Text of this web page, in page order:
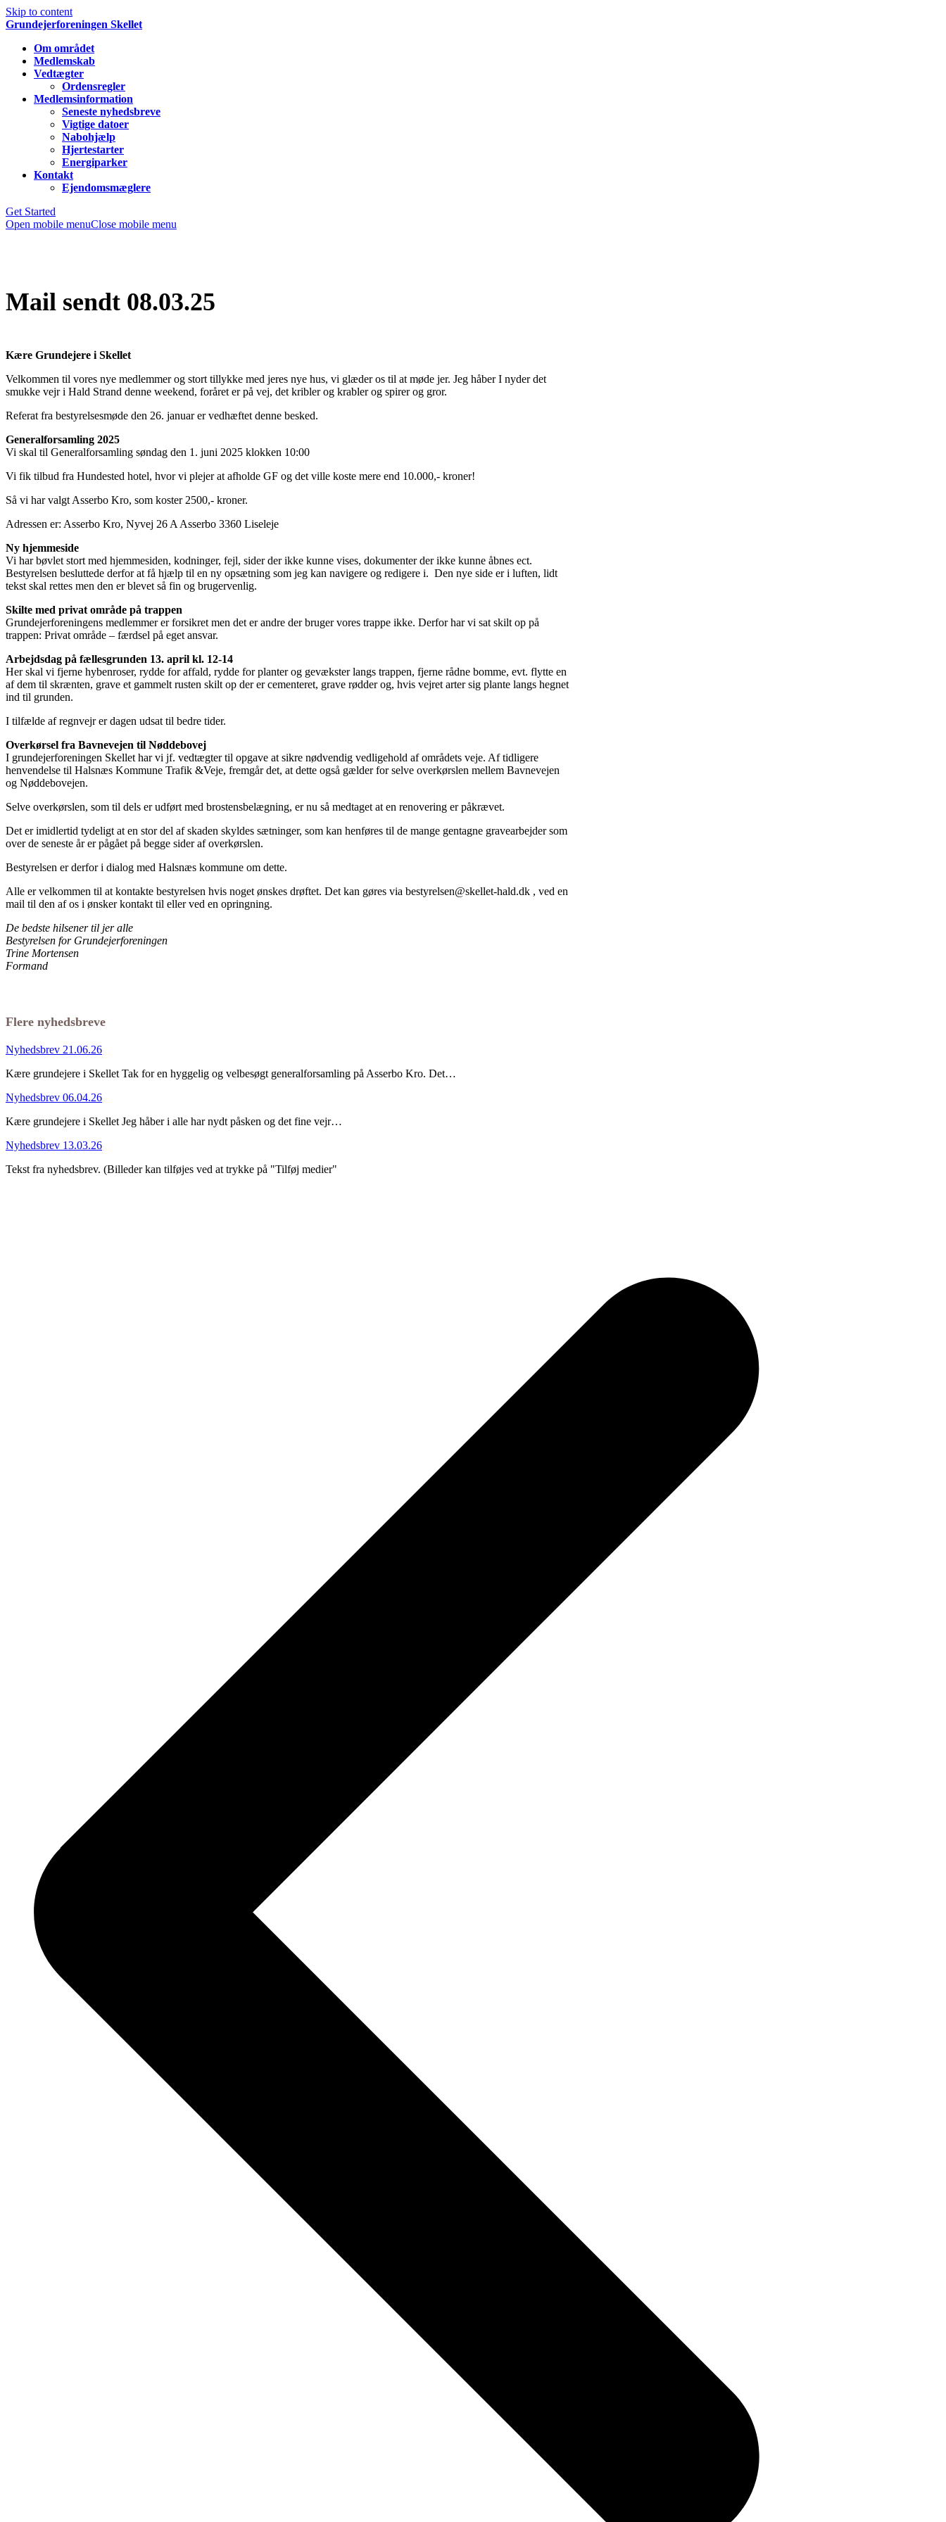
Skip to content
Grundejerforeningen Skellet
Om området
Medlemskab
Vedtægter
Ordensregler
Medlemsinformation
Seneste nyhedsbreve
Vigtige datoer
Nabohjælp
Hjertestarter
Energiparker
Kontakt
Ejendomsmæglere
Get Started
Open mobile menuClose mobile menu
Mail sendt 08.03.25
Kære Grundejere i Skellet
Velkommen til vores nye medlemmer og stort tillykke med jeres nye hus, vi glæder os til at møde jer. Jeg håber I nyder det
smukke vejr i Hald Strand denne weekend, foråret er på vej, det kribler og krabler og spirer og gror.
Referat fra bestyrelsesmøde den 26. januar er vedhæftet denne besked.
Generalforsamling 2025
Vi skal til Generalforsamling søndag den 1. juni 2025 klokken 10:00
Vi fik tilbud fra Hundested hotel, hvor vi plejer at afholde GF og det ville koste mere end 10.000,- kroner!
Så vi har valgt Asserbo Kro, som koster 2500,- kroner.
Adressen er: Asserbo Kro, Nyvej 26 A Asserbo 3360 Liseleje
Ny hjemmeside
Vi har bøvlet stort med hjemmesiden, kodninger, fejl, sider der ikke kunne vises, dokumenter der ikke kunne åbnes ect.
Bestyrelsen besluttede derfor at få hjælp til en ny opsætning som jeg kan navigere og redigere i. Den nye side er i luften, lidt
tekst skal rettes men den er blevet så fin og brugervenlig.
Skilte med privat område på trappen
Grundejerforeningens medlemmer er forsikret men det er andre der bruger vores trappe ikke. Derfor har vi sat skilt op på
trappen: Privat område – færdsel på eget ansvar.
Arbejdsdag på fællesgrunden 13. april kl. 12-14
Her skal vi fjerne hybenroser, rydde for affald, rydde for planter og gevækster langs trappen, fjerne rådne bomme, evt. flytte en
af dem til skrænten, grave et gammelt rusten skilt op der er cementeret, grave rødder og, hvis vejret arter sig plante langs hegnet
ind til grunden.
I tilfælde af regnvejr er dagen udsat til bedre tider.
Overkørsel fra Bavnevejen til Nøddebovej
I grundejerforeningen Skellet har vi jf. vedtægter til opgave at sikre nødvendig vedligehold af områdets veje. Af tidligere
henvendelse til Halsnæs Kommune Trafik &Veje, fremgår det, at dette også gælder for selve overkørslen mellem Bavnevejen
og Nøddebovejen.
Selve overkørslen, som til dels er udført med brostensbelægning, er nu så medtaget at en renovering er påkrævet.
Det er imidlertid tydeligt at en stor del af skaden skyldes sætninger, som kan henføres til de mange gentagne gravearbejder som
over de seneste år er pågået på begge sider af overkørslen.
Bestyrelsen er derfor i dialog med Halsnæs kommune om dette.
Alle er velkommen til at kontakte bestyrelsen hvis noget ønskes drøftet. Det kan gøres via bestyrelsen@skellet-hald.dk , ved en
mail til den af os i ønsker kontakt til eller ved en opringning.
De bedste hilsener til jer alle
Bestyrelsen for Grundejerforeningen
Trine Mortensen
Formand
Flere nyhedsbreve
Nyhedsbrev 21.06.26
Kære grundejere i Skellet Tak for en hyggelig og velbesøgt generalforsamling på Asserbo Kro. Det…
Nyhedsbrev 06.04.26
Kære grundejere i Skellet Jeg håber i alle har nydt påsken og det fine vejr…
Nyhedsbrev 13.03.26
Tekst fra nyhedsbrev. (Billeder kan tilføjes ved at trykke på "Tilføj medier"